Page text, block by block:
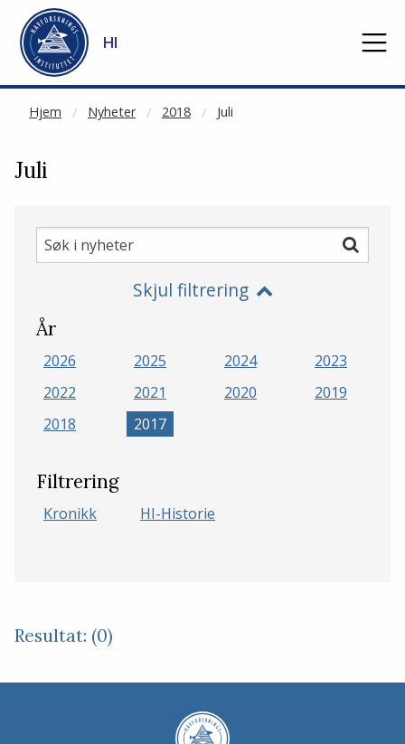
Gå til hovedinnhold
HI
Hjem Nyheter 2018 Juli
NOT CACHED
Juli
Søk
i
Søk
Skjul filtrering
År
2026 2025 2024
2023
2022
2021 2020
2019
2018
2017
Filtrering
Kronikk HI-Historie
Resultat: (0)